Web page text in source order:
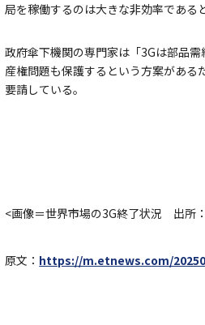
局を稼働するのは大きな非効率である
政府傘下機関の専門家は「3Gは部品
産権問題も保護するという方案がある
要請している。
<画像＝世界市場の3G終了状況 出所
原文： https://m.etnews.com/